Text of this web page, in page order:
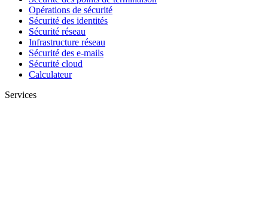
Opérations de sécurité
Sécurité des identités
Sécurité réseau
Infrastructure réseau
Sécurité des e-mails
Sécurité cloud
Calculateur
Services